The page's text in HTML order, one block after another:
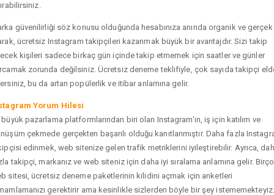
güvenilirliği söz konusu olduğunda hesabınıza anında organik ve gerçek
ücretsiz Instagram takipçileri kazanmak büyük bir avantajdır. Sizi takip
kişileri sadece birkaç gün içinde takip etmemek için saatler ve günler
zorunda değilsiniz. Ücretsiz deneme teklifiyle, çok sayıda takipçi
bu da artan popülerlik ve itibar anlamına gelir.
Yorum Hilesi
büyük pazarlama platformlarından biri olan Instagram'ın, iş için katılım ve
çekmede gerçekten başarılı olduğu kanıtlanmıştır. Daha fazla
edinmek, web sitenize gelen trafik metriklerini iyileştirebilir. Ayrıca,
takipçi, markanız ve web siteniz için daha iyi sıralama anlamına gelir.
sitesi, ücretsiz deneme paketlerinin kilidini açmak için anketleri
gerektirir ama kesinlikle sizlerden böyle bir şey istememekteyiz.